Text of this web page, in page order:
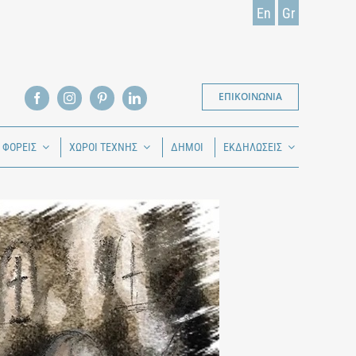
En Gr
ΕΠΙΚΟΙΝΩΝΙΑ
ΦΟΡΕΙΣ ΧΩΡΟΙ ΤΕΧΝΗΣ ΔΗΜΟΙ ΕΚΔΗΛΩΣΕΙΣ